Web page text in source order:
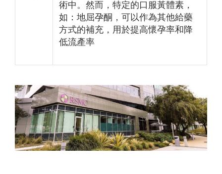
術中。然而，特定的口服黃體素，
如：地屈孕酮，可以作為其他給藥
方式的補充，用於提高懷孕率和降
低流產率